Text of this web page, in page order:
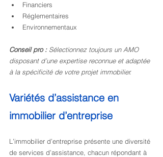
Financiers
Réglementaires
Environnementaux
Conseil pro : Sélectionnez toujours un AMO
disposant d’une expertise reconnue et adaptée
à la spécificité de votre projet immobilier.
Variétés d’assistance en
immobilier d’entreprise
L’immobilier d’entreprise présente une diversité
de services d’assistance, chacun répondant à